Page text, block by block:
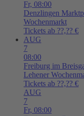
Fr, 08:00
Denzlingen
Wochenmarkt
Tickets ab ??,?? €
AUG
7
08:00
Freiburg im
Lehener
Tickets ab ??,?? €
AUG
7
Fr, 08:00